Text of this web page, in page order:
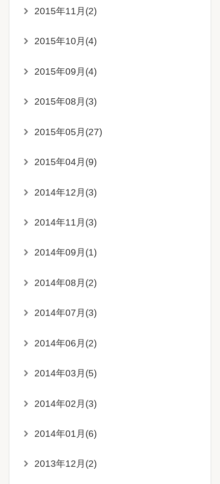
2015年11月(2)
2015年10月(4)
2015年09月(4)
2015年08月(3)
2015年05月(27)
2015年04月(9)
2014年12月(3)
2014年11月(3)
2014年09月(1)
2014年08月(2)
2014年07月(3)
2014年06月(2)
2014年03月(5)
2014年02月(3)
2014年01月(6)
2013年12月(2)